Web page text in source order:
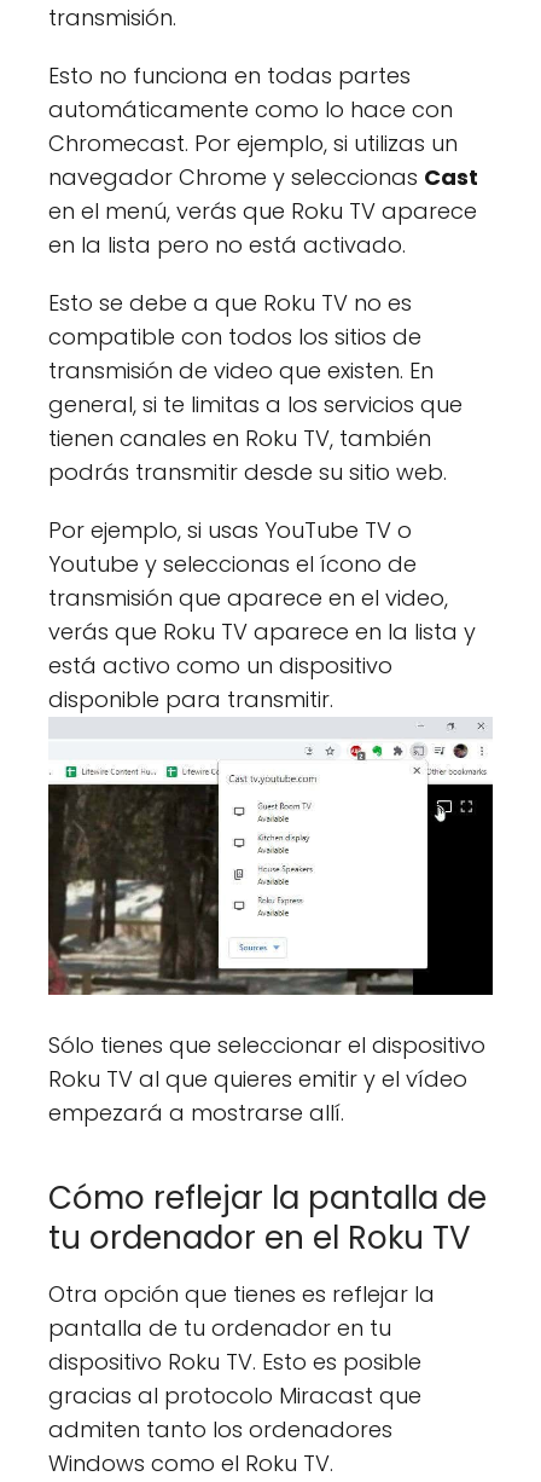
transmisión.
Esto no funciona en todas partes
automáticamente como lo hace con
Chromecast. Por ejemplo, si utilizas un
navegador Chrome y seleccionas Cast
en el menú, verás que Roku TV aparece
en la lista pero no está activado.
Esto se debe a que Roku TV no es
compatible con todos los sitios de
transmisión de video que existen. En
general, si te limitas a los servicios que
tienen canales en Roku TV, también
podrás transmitir desde su sitio web.
Por ejemplo, si usas YouTube TV o
Youtube y seleccionas el ícono de
transmisión que aparece en el video,
verás que Roku TV aparece en la lista y
está activo como un dispositivo
disponible para transmitir.
Sólo tienes que seleccionar el dispositivo
Roku TV al que quieres emitir y el vídeo
empezará a mostrarse allí.
Cómo reflejar la pantalla de
tu ordenador en el Roku TV
Otra opción que tienes es reflejar la
pantalla de tu ordenador en tu
dispositivo Roku TV. Esto es posible
gracias al protocolo Miracast que
admiten tanto los ordenadores
Windows como el Roku TV.